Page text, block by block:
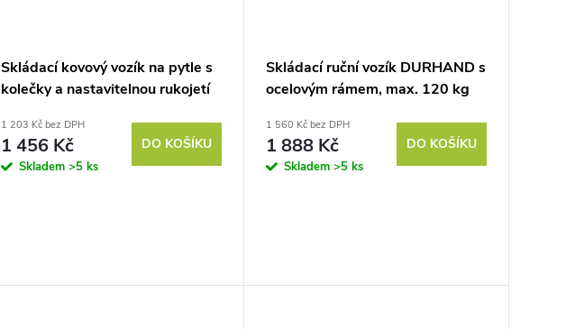
Skládací kovový vozík na pytle s
kolečky a nastavitelnou rukojetí
zelený
1 203 Kč bez DPH
1 456 Kč
Skladem >5 ks
DO KOŠÍKU
Skládací ruční vozík DURHAND s
ocelovým rámem, max. 120 kg
1 560 Kč bez DPH
1 888 Kč
Skladem >5 ks
DO KOŠÍKU